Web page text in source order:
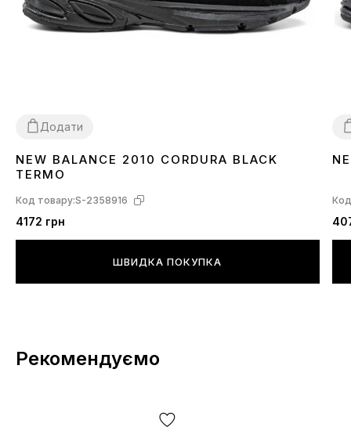
Додати
4144
NEW BALANCE 2010 CORDURA BLACK
TERMO
Код товару:S-2358916
4172 грн
ШВИДКА ПОКУПКА
Рекомендуємо